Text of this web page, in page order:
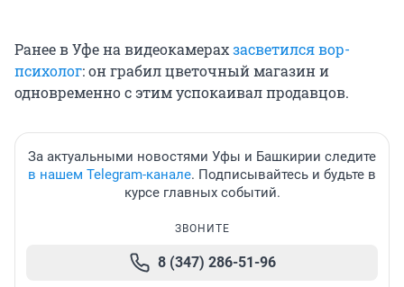
Ранее в Уфе на видеокамерахзасветился вор-
психолог: он грабил цветочный магазин и
одновременно с этим успокаивал продавцов.
За актуальными новостями Уфы и Башкирии следите
в нашем Telegram-канале. Подписывайтесь и будьте в
курсе главных событий.
ЗВОНИТЕ
8 (347) 286-51-96